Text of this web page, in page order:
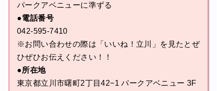
パークアベニューに準ずる
●電話番号
042-595-7410
※お問い合わせの際は「いいね！立川」を見たとぜ
ひぜひお伝えください！！
●所在地
東京都立川市曙町2丁目42−1 パークアベニュー 3F